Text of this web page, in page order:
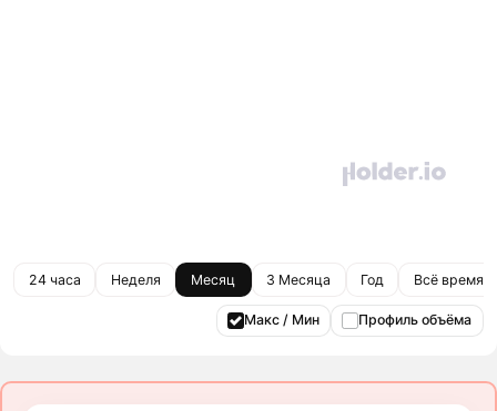
24 часа Неделя Месяц 3 Месяца Год Всё время
Макс / Мин Профиль объёма